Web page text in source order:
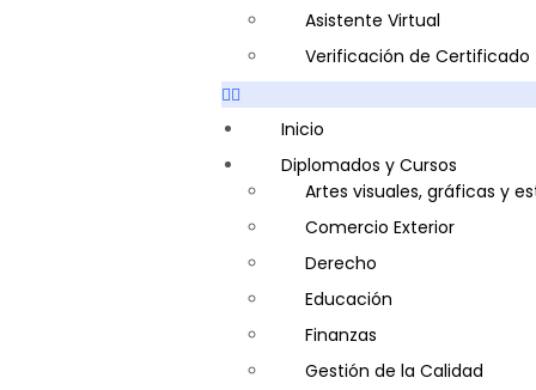
Medio Ambiente y Seguridad
Plataforma Bancaria y
Secretaria Corporativo
Telemarketing
Ventas de Productos y
Visitador Médico
Asistente Virtual
Verificación de Certificado
Inicio
Diplomados y Cursos
Artes visuales, gráficas y
Comercio Exterior
Derecho
Educación
Finanzas
Gestión de la Calidad